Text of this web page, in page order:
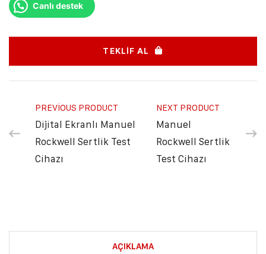
Canlı destek
TEKLIF AL
PREVIOUS PRODUCT
Dijital Ekranlı Manuel
Rockwell Sertlik Test
Cihazı
NEXT PRODUCT
Manuel
Rockwell Sertlik
Test Cihazı
AÇIKLAMA